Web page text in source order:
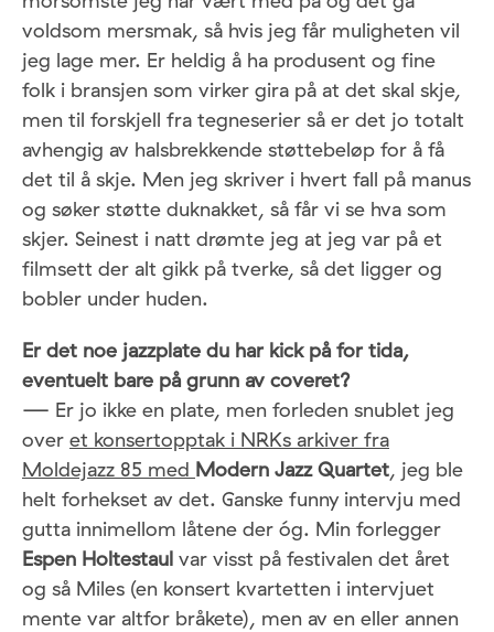
voldsom mersmak, så hvis jeg får muligheten vil
jeg lage mer. Er heldig å ha produsent og fine
folk i bransjen som virker gira på at det skal skje,
men til forskjell fra tegneserier så er det jo totalt
avhengig av halsbrekkende støttebeløp for å få
det til å skje. Men jeg skriver i hvert fall på manus
og søker støtte duknakket, så får vi se hva som
skjer. Seinest i natt drømte jeg at jeg var på et
filmsett der alt gikk på tverke, så det ligger og
bobler under huden.
Er det noe jazzplate du har kick på for tida,
eventuelt bare på grunn av coveret?
— Er jo ikke en plate, men forleden snublet jeg
over et konsertopptak i NRKs arkiver fra
Moldejazz 85 med Modern Jazz Quartet, jeg ble
helt forhekset av det. Ganske funny intervju med
gutta innimellom låtene der óg. Min forlegger
Espen Holtestaul var visst på festivalen det året
og så Miles (en konsert kvartetten i intervjuet
mente var altfor bråkete), men av en eller annen